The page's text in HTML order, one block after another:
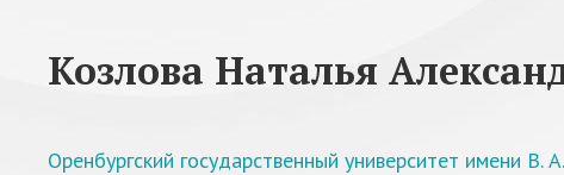
Козлова Наталья
Оренбургский государственный университет имени В.